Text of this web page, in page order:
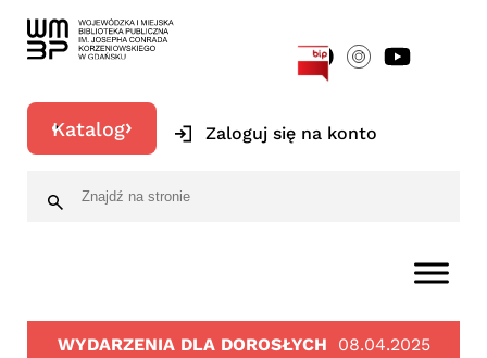
Katalog Zaloguj się na konto
WYDARZENIA DLA DOROSŁYCH 08.04.2025